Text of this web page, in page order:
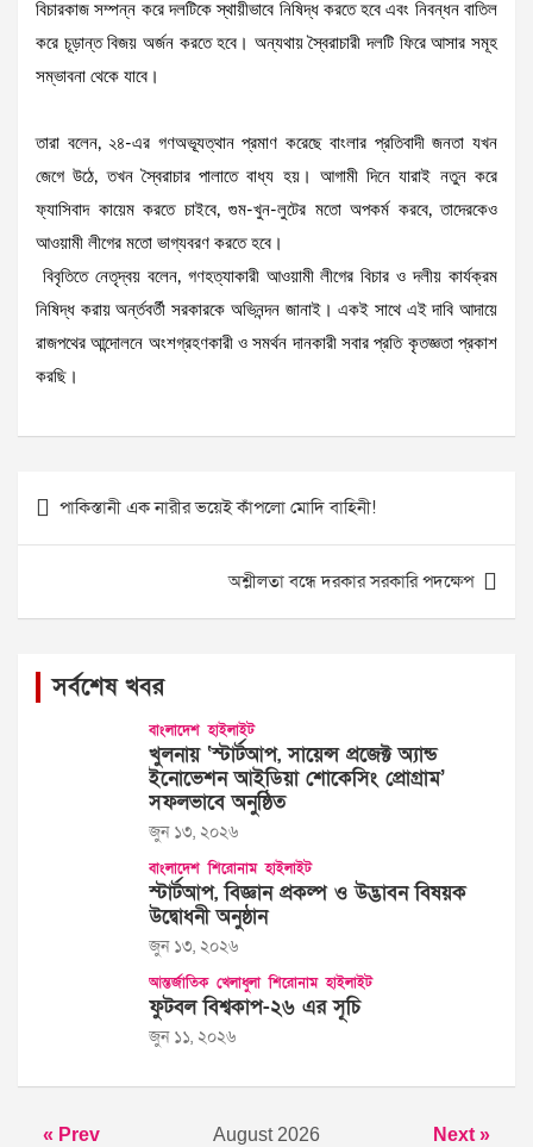
বিচারকাজ সম্পন্ন করে দলটিকে স্থায়ীভাবে নিষিদ্ধ করতে হবে এবং নিবন্ধন বাতিল
করে চূড়ান্ত বিজয় অর্জন করতে হবে। অন্যথায় স্বৈরাচারী দলটি ফিরে আসার সমূহ
সম্ভাবনা থেকে যাবে।
তারা বলেন, ২৪-এর গণঅভ্যূত্থান প্রমাণ করেছে বাংলার প্রতিবাদী জনতা যখন
জেগে উঠে, তখন স্বৈরাচার পালাতে বাধ্য হয়। আগামী দিনে যারাই নতুন করে
ফ্যাসিবাদ কায়েম করতে চাইবে, গুম-খুন-লুটের মতো অপকর্ম করবে, তাদেরকেও
আওয়ামী লীগের মতো ভাগ্যবরণ করতে হবে।
বিবৃতিতে নেতৃদ্বয় বলেন, গণহত্যাকারী আওয়ামী লীগের বিচার ও দলীয় কার্যক্রম
নিষিদ্ধ করায় অর্ন্তবর্তী সরকারকে অভিনন্দন জানাই। একই সাথে এই দাবি আদায়ে
রাজপথের আন্দোলনে অংশগ্রহণকারী ও সমর্থন দানকারী সবার প্রতি কৃতজ্ঞতা প্রকাশ
করছি।
Post
navigation
পাকিস্তানী এক নারীর ভয়েই কাঁপলো মোদি বাহিনী!
অশ্লীলতা বন্ধে দরকার সরকারি পদক্ষেপ
সর্বশেষ খবর
বাংলাদেশ হাইলাইট
খুলনায় ‘স্টার্টআপ, সায়েন্স প্রজেক্ট অ্যান্ড
ইনোভেশন আইডিয়া শোকেসিং প্রোগ্রাম’
সফলভাবে অনুষ্ঠিত
জুন ১৩, ২০২৬
বাংলাদেশ শিরোনাম হাইলাইট
স্টার্টআপ, বিজ্ঞান প্রকল্প ও উদ্ভাবন বিষয়ক
উদ্বোধনী অনুষ্ঠান
জুন ১৩, ২০২৬
আন্তর্জাতিক খেলাধুলা শিরোনাম হাইলাইট
ফুটবল বিশ্বকাপ-২৬ এর সূচি
জুন ১১, ২০২৬
« Prev August 2026 Next »